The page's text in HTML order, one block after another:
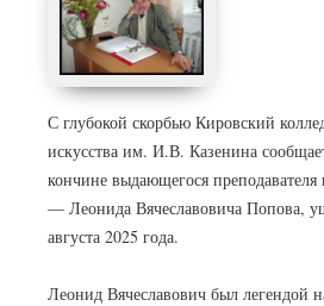
С глубокой скорбью Кировский
искусства им. И.В. Казенина
кончине выдающегося преподавателя
— Леонида Вячеславовича Попова,
августа 2025 года.
Леонид Вячеславович был легендой